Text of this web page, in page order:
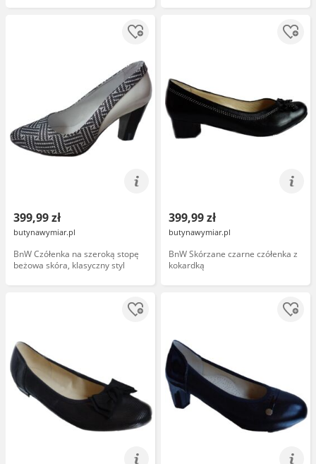
399,99 zł
butynawymiar.pl
BnW Czółenka na szeroką stopę
beżowa skóra, klasyczny styl
399,99 zł
butynawymiar.pl
BnW Skórzane czarne czółenka z
kokardką